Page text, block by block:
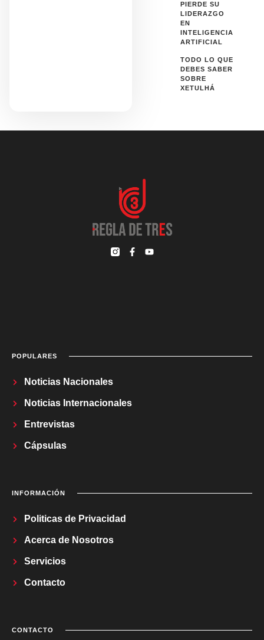
PIERDE SU
LIDERAZGO
EN
INTELIGENCIA
ARTIFICIAL
TODO LO QUE
DEBES SABER
SOBRE
XETULHÁ
POPULARES
Noticias Nacionales
Noticias Internacionales
Entrevistas
Cápsulas
INFORMACIÓN
Politicas de Privacidad
Acerca de Nosotros
Servicios
Contacto
CONTACTO